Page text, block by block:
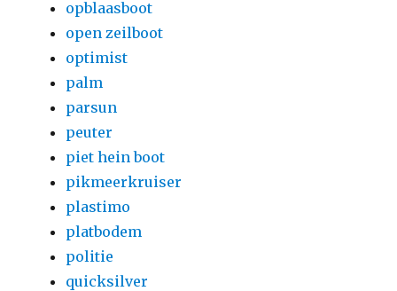
opblaasboot
open zeilboot
optimist
palm
parsun
peuter
piet hein boot
pikmeerkruiser
plastimo
platbodem
politie
quicksilver